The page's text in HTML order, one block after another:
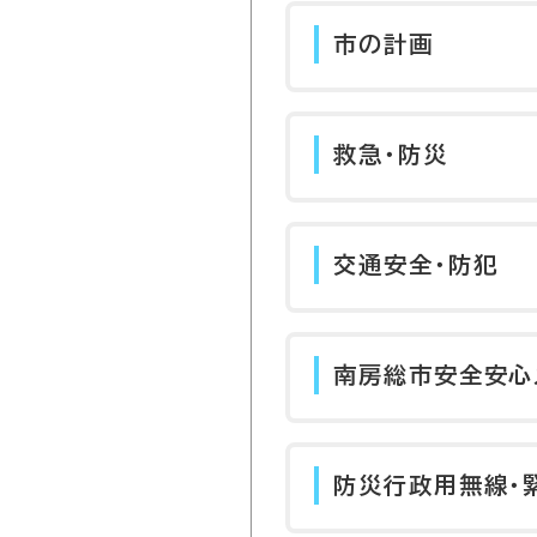
市の計画
救急・防災
交通安全・防犯
南房総市安全安心
防災行政用無線・